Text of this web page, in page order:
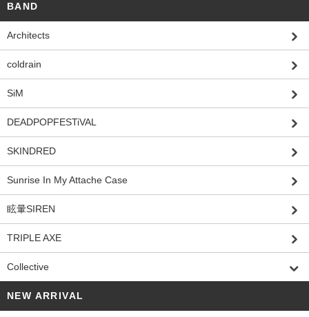
BAND
Architects
coldrain
SiM
DEADPOPFESTiVAL
SKINDRED
Sunrise In My Attache Case
眩暈SIREN
TRIPLE AXE
Collective
NEW ARRIVAL